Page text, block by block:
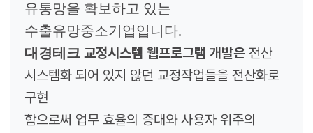
유통망을 확보하고 있는
수출유망중소기업입니다.
대경테크 교정시스템 웹프로그램 개발은 전산
시스템화 되어 있지 않던 교정작업들을 전산화로
구현
함으로써 업무 효율의 증대와 사용자 위주의